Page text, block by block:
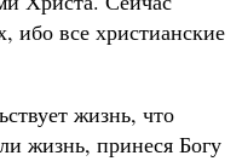
ибо все христианские
жизнь, что
жизнь, принеся Богу